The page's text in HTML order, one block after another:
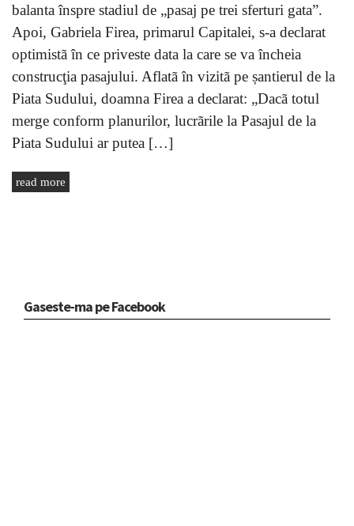
balanta înspre stadiul de „pasaj pe trei sferturi gata”.
Apoi, Gabriela Firea, primarul Capitalei, s-a declarat
optimistã în ce priveste data la care se va încheia
construcţia pasajului. Aflatã în vizitã pe șantierul de la
Piata Sudului, doamna Firea a declarat: „Dacã totul
merge conform planurilor, lucrãrile la Pasajul de la
Piata Sudului ar putea […]
read more
Gaseste-ma pe Facebook